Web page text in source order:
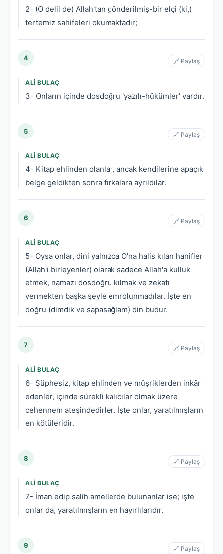
2- (O delil de) Allah'tan gönderilmiş-bir elçi (ki,)
tertemiz sahifeleri okumaktadır;
4 🔗 Paylaş
ALI BULAÇ
3- Onların içinde dosdoğru 'yazılı-hükümler' vardır.
5 🔗 Paylaş
ALI BULAÇ
4- Kitap ehlinden olanlar, ancak kendilerine apaçık
belge geldikten sonra fırkalara ayrıldılar.
6 🔗 Paylaş
ALI BULAÇ
5- Oysa onlar, dini yalnızca O'na halis kılan hanifler
(Allah'ı birleyenler) olarak sadece Allah'a kulluk
etmek, namazı dosdoğru kılmak ve zekatı
vermekten başka şeyle emrolunmadılar. İşte en
doğru (dimdik ve sapasağlam) din budur.
7 🔗 Paylaş
ALI BULAÇ
6- Şüphesiz, kitap ehlinden ve müşriklerden inkâr
edenler, içinde sürekli kalıcılar olmak üzere
cehennem ateşindedirler. İşte onlar, yaratılmışların
en kötüleridir.
8 🔗 Paylaş
ALI BULAÇ
7- İman edip salih amellerde bulunanlar ise; işte
onlar da, yaratılmışların en hayırlılarıdır.
9 🔗 Paylaş